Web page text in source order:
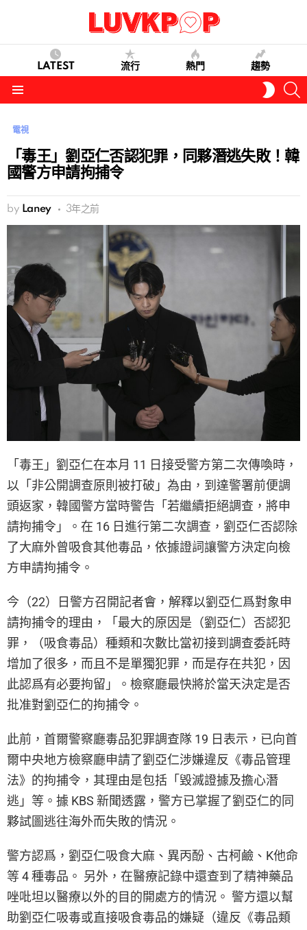
LATEST 流行 熱門 趨勢
SKIN
電視
「毒王」劉亞仁否認犯罪，同夥潛逃失敗！韓
國警方申請拘捕令
by Laney 3年之前
「毒王」劉亞仁在本月 11 日接受警方第二次傳喚時，
以「非公開調查原則被打破」為由，到達警署前便調
頭返家，韓國警方當時警告「若繼續拒絕調查，將申
請拘捕令」。在 16 日進行第二次調查，劉亞仁否認除
了大麻外曾吸食其他毒品，依據證詞讓警方決定向檢
方申請拘捕令。
今（22）日警方召開記者會，解釋以劉亞仁爲對象申
請拘捕令的理由，「最大的原因是（劉亞仁）否認犯
罪，（吸食毒品）種類和次數比當初接到調查委託時
增加了很多，而且不是單獨犯罪，而是存在共犯，因
此認爲有必要拘留」。檢察廳最快將於當天決定是否
批准對劉亞仁的拘捕令。
此前，首爾警察廳毒品犯罪調查隊 19 日表示，已向首
爾中央地方檢察廳申請了劉亞仁涉嫌違反《毒品管理
法》的拘捕令，其理由是包括「毀滅證據及擔心潛
逃」等。據 KBS 新聞透露，警方已掌握了劉亞仁的同
夥試圖逃往海外而失敗的情況。
警方認爲，劉亞仁吸食大麻、異丙酚、古柯鹼、K他命
等 4 種毒品。 另外，在醫療記錄中還查到了精神藥品
唑吡坦以醫療以外的目的開處方的情況。 警方還以幫
助劉亞仁吸毒或直接吸食毒品的嫌疑（違反《毒品類